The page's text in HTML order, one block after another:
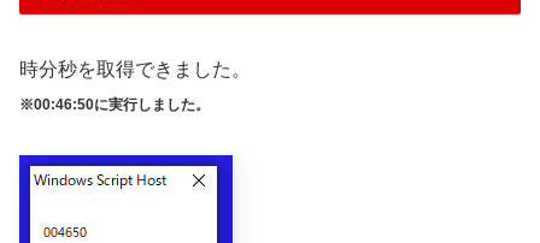
時分秒を取得できました。
※00:46:50に実行しました。